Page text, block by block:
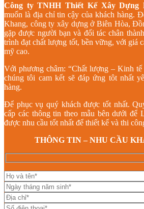
Công ty TNHH Thiết Kế Xây Dựng
muốn là địa chỉ tin cậy của khách hàng.
Khang, công ty xây dựng ở Biên Hòa,
gặp được người bạn và đối tác chân
trình đạt chất lượng tốt, bền vững, với giá
mỹ cao.
Với phương châm: “Chất lượng – Kinh
chúng tôi cam kết sẽ đáp ứng tôt nhất
hàng.
Để phục vụ quý khách được tốt nhất.
cấp các thông tin theo mẫu bên dưới để
được nhu cầu tốt nhất để thiết kế và thi
THÔNG TIN – NHU CẦU